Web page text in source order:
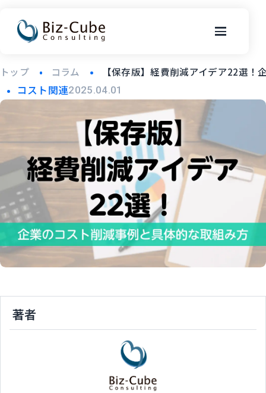
トップ コラム 【保存版】経費削減アイデア22選
コスト関連2025.04.01
著者